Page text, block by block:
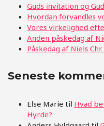
Guds invitation og
Hvordan forvandles
Vores virkelighed
Anden påskedag af
Påskedag af Niels
Seneste
Else Marie til Hvad
Hyrde?